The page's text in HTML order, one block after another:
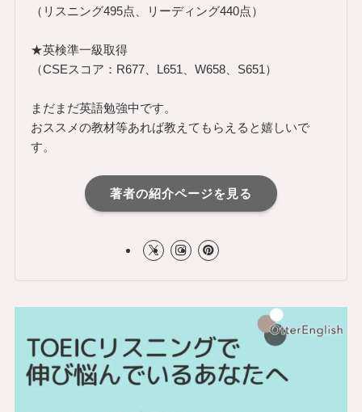
（リスニング495点、リーディング440点）
★英検準一級取得
（CSEスコア：R677、L651、W658、S651）
まだまだ英語勉強中です。
おススメの教材等あれば教えてもらえると嬉しいで
す。
著者の紹介ページを見る